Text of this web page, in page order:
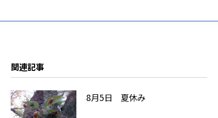
関連記事
8月5日 夏休み